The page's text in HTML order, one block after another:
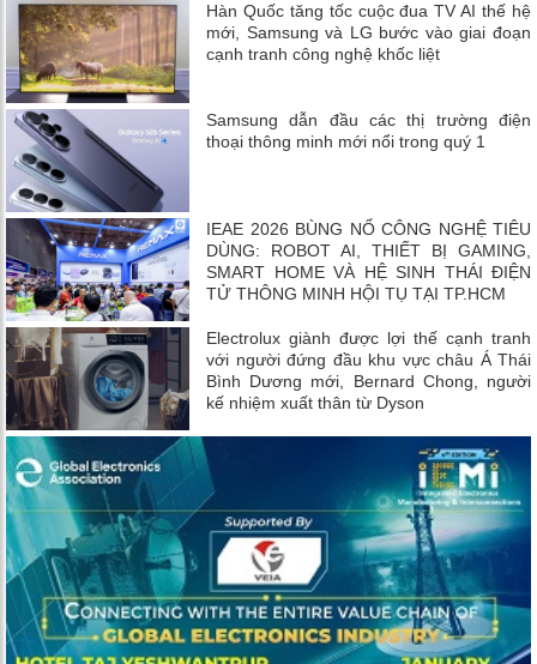
Hàn Quốc tăng tốc cuộc đua TV AI thế hệ
mới, Samsung và LG bước vào giai đoạn
cạnh tranh công nghệ khốc liệt
Samsung dẫn đầu các thị trường điện
thoại thông minh mới nổi trong quý 1
IEAE 2026 BÙNG NỔ CÔNG NGHỆ TIÊU
DÙNG: ROBOT AI, THIẾT BỊ GAMING,
SMART HOME VÀ HỆ SINH THÁI ĐIỆN
TỬ THÔNG MINH HỘI TỤ TẠI TP.HCM
Electrolux giành được lợi thế cạnh tranh
với người đứng đầu khu vực châu Á Thái
Bình Dương mới, Bernard Chong, người
kế nhiệm xuất thân từ Dyson